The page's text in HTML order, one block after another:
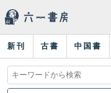
新刊 古書 中国書